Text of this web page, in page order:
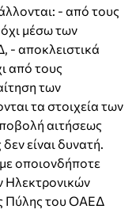
- από τους
όχι μέσω των
αποκλειστικά
από τους
των
τα στοιχεία των
αιτήσεως
είναι δυνατή.
οποιονδήποτε
Ηλεκτρονικών
Πύλης του ΟΑΕΔ